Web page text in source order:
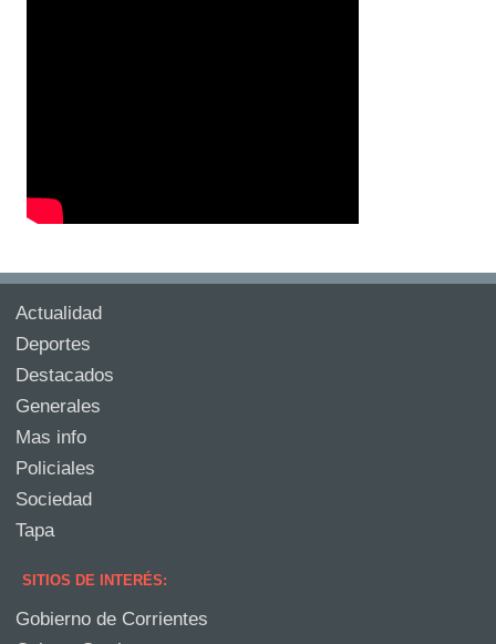
Actualidad
Deportes
Destacados
Generales
Mas info
Policiales
Sociedad
Tapa
SITIOS DE INTERÉS:
Gobierno de Corrientes